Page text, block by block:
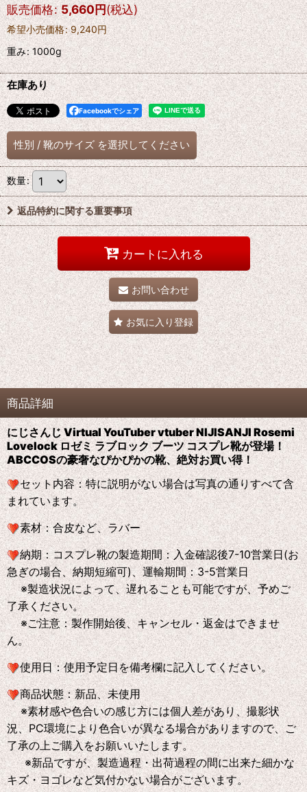
販売価格: 5,660円(税込)
希望小売価格: 9,240円
重み:1000g
在庫あり
Facebookでシェア
性別 / 靴のサイズ を選択してください
数量:
返品特約に関する重要事項
カートに入れる
お問い合わせ
お気に入り登録
商品詳細
にじさんじ Virtual YouTuber vtuber NIJISANJI Rosemi
Lovelock ロゼミ ラブロック ブーツ コスプレ靴が登場！
ABCCOSの豪奢なぴかぴかの靴、絶対お買い得！
セット内容：特に説明がない場合は写真の通りすべて含
まれています。
素材：合皮など、ラバー
納期：コスプレ靴の製造期間：入金確認後7-10営業日(お
急ぎの場合、納期短縮可)、運輸期間：3-5営業日
※製造状況によって、遅れることも可能ですが、予めご
了承ください。
※ご注意：製作開始後、キャンセル・返金はできませ
ん。
使用日：使用予定日を備考欄に記入してください。
商品状態：新品、未使用
※素材感や色合いの感じ方には個人差があり、撮影状
況、PC環境により色合いが異なる場合がありますので、ご
了承の上ご購入をお願いいたします。
※新品ですが、製造過程・出荷過程の間に出来た細かな
キズ・ヨゴレなど気付かない場合がございます。